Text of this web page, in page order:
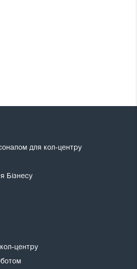
для кол-центру
Бізнесу
центру